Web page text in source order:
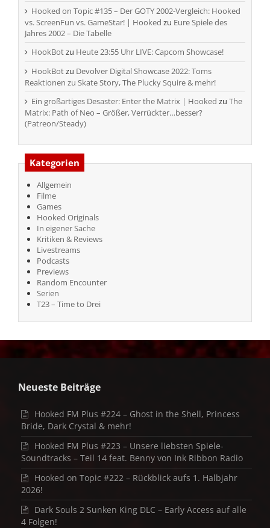
Hooked on Topic #135 – Der GOTY 2002-Vergleich: Hooked
vs. ScreenFun vs. GameStar! | Hooked zu Eure Spiele des
Jahres 2002 – Die Tabelle
HookBotzu Heute 23:55 Uhr LIVE: Capcom Showcase!
HookBotzu Devolver Digital Showcase 2022: Toms
Reaktionen zu Skate Story, The Plucky Squire & mehr!
Ein großartiges Desaster: Enter the Matrix | Hooked zu The
Matrix: Path of Neo – Größer, Verrückter…besser?
(Patreon/Steady)
Kategorien
Allgemein
Filme
Games
Hooked Originals
In eigener Sache
Kritiken & Reviews
Livestreams
Podcasts
Previews
Random Encounter
Serien
T23 – Time to Drei
Neueste Beiträge
Hooked FM Plus #224 – Ghost in the Shell, Princess
Bride, Dark Crystal & mehr!
Hooked FM Plus #223 – Unsere liebsten Spiele-
Soundtracks – Teil 14 feat. Benny von Ink Ribbon Radio
Hooked on Topic #222 – Rückblick aufs 1. Halbjahr
2026!
Dark Souls 2 Sunken King DLC – Early Access auf alle
4 Folgen!